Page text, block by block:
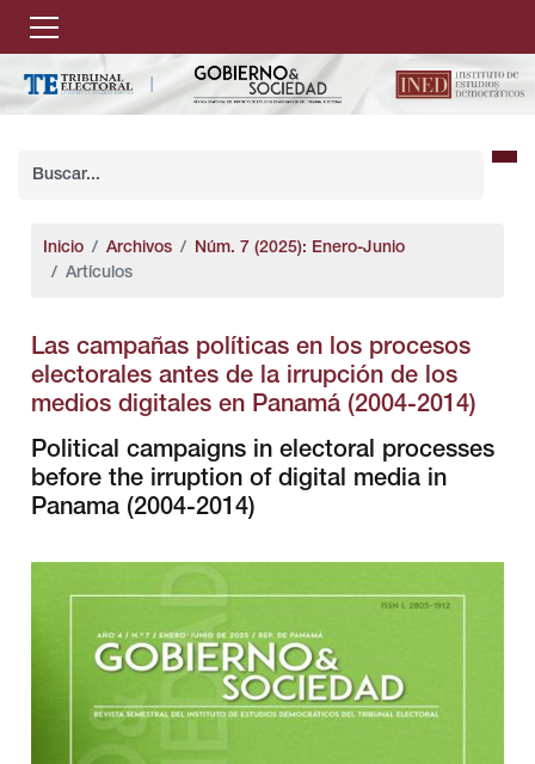
Inicio Archivos
Núm. 7 (2025): Enero-Junio
Artículos
Las campañas políticas en los procesos
electorales antes de la irrupción de los
medios digitales en Panamá (2004-2014)
Political campaigns in electoral processes
before the irruption of digital media in
Panama (2004-2014)